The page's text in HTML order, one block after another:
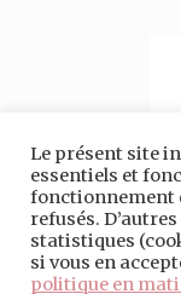
Le présent site
essentiels et
fonctionnement
refusés.
statistiques
si vous en
politique en